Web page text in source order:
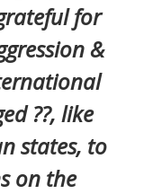
for
&
??, like
states, to
on the